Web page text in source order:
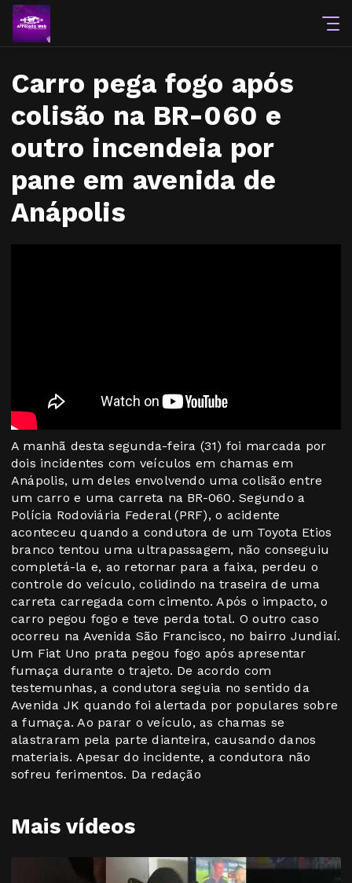
Carro pega fogo após
colisão na BR-060 e
outro incendeia por
pane em avenida de
Anápolis
Mais vídeos
A manhã desta segunda-feira (31) foi marcada por
dois incidentes com veículos em chamas em
Anápolis, um deles envolvendo uma colisão entre
um carro e uma carreta na BR-060. Segundo a
Polícia Rodoviária Federal (PRF), o acidente
aconteceu quando a condutora de um Toyota Etios
branco tentou uma ultrapassagem, não conseguiu
completá-la e, ao retornar para a faixa, perdeu o
controle do veículo, colidindo na traseira de uma
carreta carregada com cimento. Após o impacto, o
carro pegou fogo e teve perda total. O outro caso
ocorreu na Avenida São Francisco, no bairro Jundiaí.
Um Fiat Uno prata pegou fogo após apresentar
fumaça durante o trajeto. De acordo com
testemunhas, a condutora seguia no sentido da
Avenida JK quando foi alertada por populares sobre
a fumaça. Ao parar o veículo, as chamas se
alastraram pela parte dianteira, causando danos
materiais. Apesar do incidente, a condutora não
sofreu ferimentos. Da redação